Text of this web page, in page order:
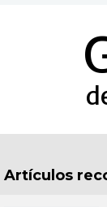
Artículos